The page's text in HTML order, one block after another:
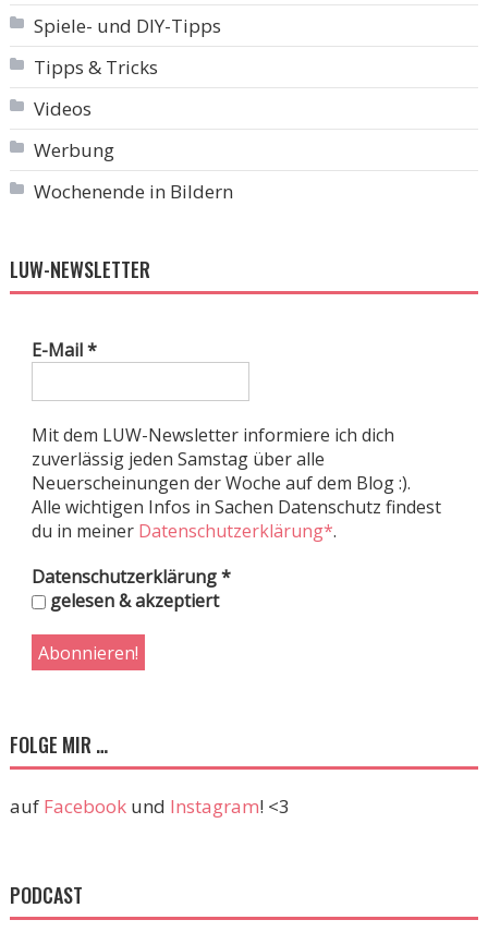
Spiele- und DIY-Tipps
Tipps & Tricks
Videos
Werbung
Wochenende in Bildern
LUW-NEWSLETTER
E-Mail*
Mit dem LUW-Newsletter informiere ich dich
zuverlässig jeden Samstag über alle
Neuerscheinungen der Woche auf dem Blog :).
Alle wichtigen Infos in Sachen Datenschutz findest
du in meiner Datenschutzerklärung*.
Datenschutzerklärung*
gelesen & akzeptiert
FOLGE MIR …
auf Facebookund Instagram! <3
PODCAST